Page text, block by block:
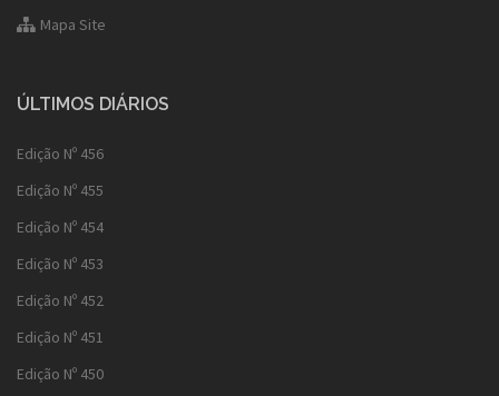
Mapa Site
ÚLTIMOS DIÁRIOS
Edição Nº 456
Edição Nº 455
Edição Nº 454
Edição Nº 453
Edição Nº 452
Edição Nº 451
Edição Nº 450